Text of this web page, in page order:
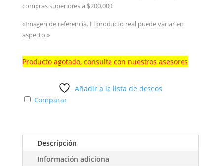
compras superiores a $200.000
«Imagen de referencia. El producto real puede variar en
aspecto.»
Producto agotado, consulte con nuestros asesores
Añadir a la lista de deseos
Comparar
Descripción
Información adicional